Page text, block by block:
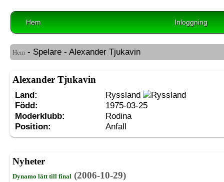
Hem Inloggning
Hem - Spelare - Alexander Tjukavin
Alexander Tjukavin
Land:
Ryssland
Född:
1975-03-25
Moderklubb:
Rodina
Position:
Anfall
Nyheter
Dynamo lätt till final (2006-10-29)